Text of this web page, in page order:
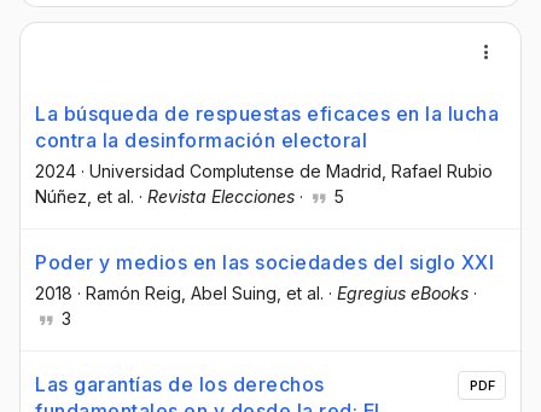
La búsqueda de respuestas eficaces en la lucha
contra la desinformación electoral
2024 · Universidad Complutense de Madrid , Rafael Rubio
Núñez , et al. · Revista Elecciones · 5
Poder y medios en las sociedades del siglo XXI
2018 · Ramón Reig , Abel Suing , et al. · Egregius eBooks ·
3
Las garantías de los derechos
PDF